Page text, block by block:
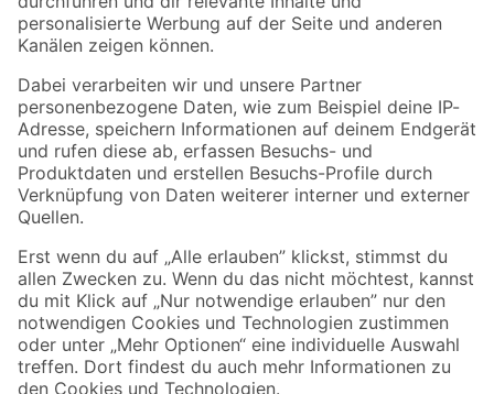
Folge uns
Zahlungsarten Versandarten
Sicher einkaufen
Jetzt die toom-App herunterladen